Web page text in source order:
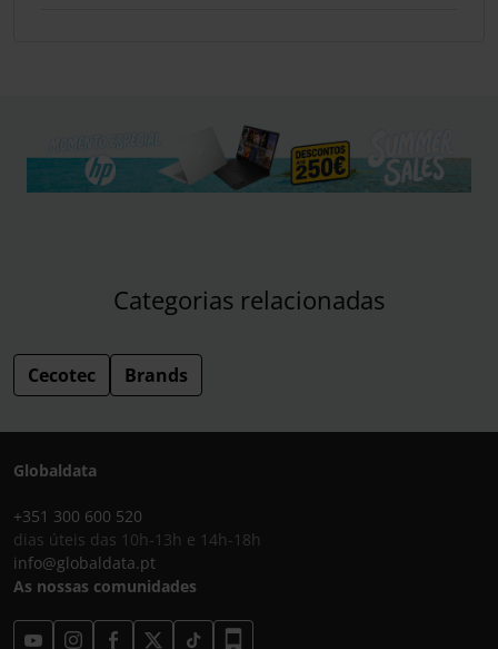
Categorias relacionadas
Cecotec Brands
Globaldata
+351 300 600 520
dias úteis das 10h-13h e 14h-18h
info@globaldata.pt
As nossas comunidades